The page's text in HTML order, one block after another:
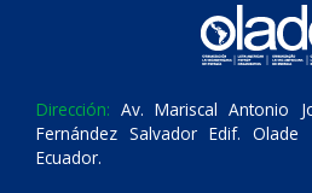
Dirección: Av. Mariscal Antonio
Fernández Salvador Edif.
Ecuador.